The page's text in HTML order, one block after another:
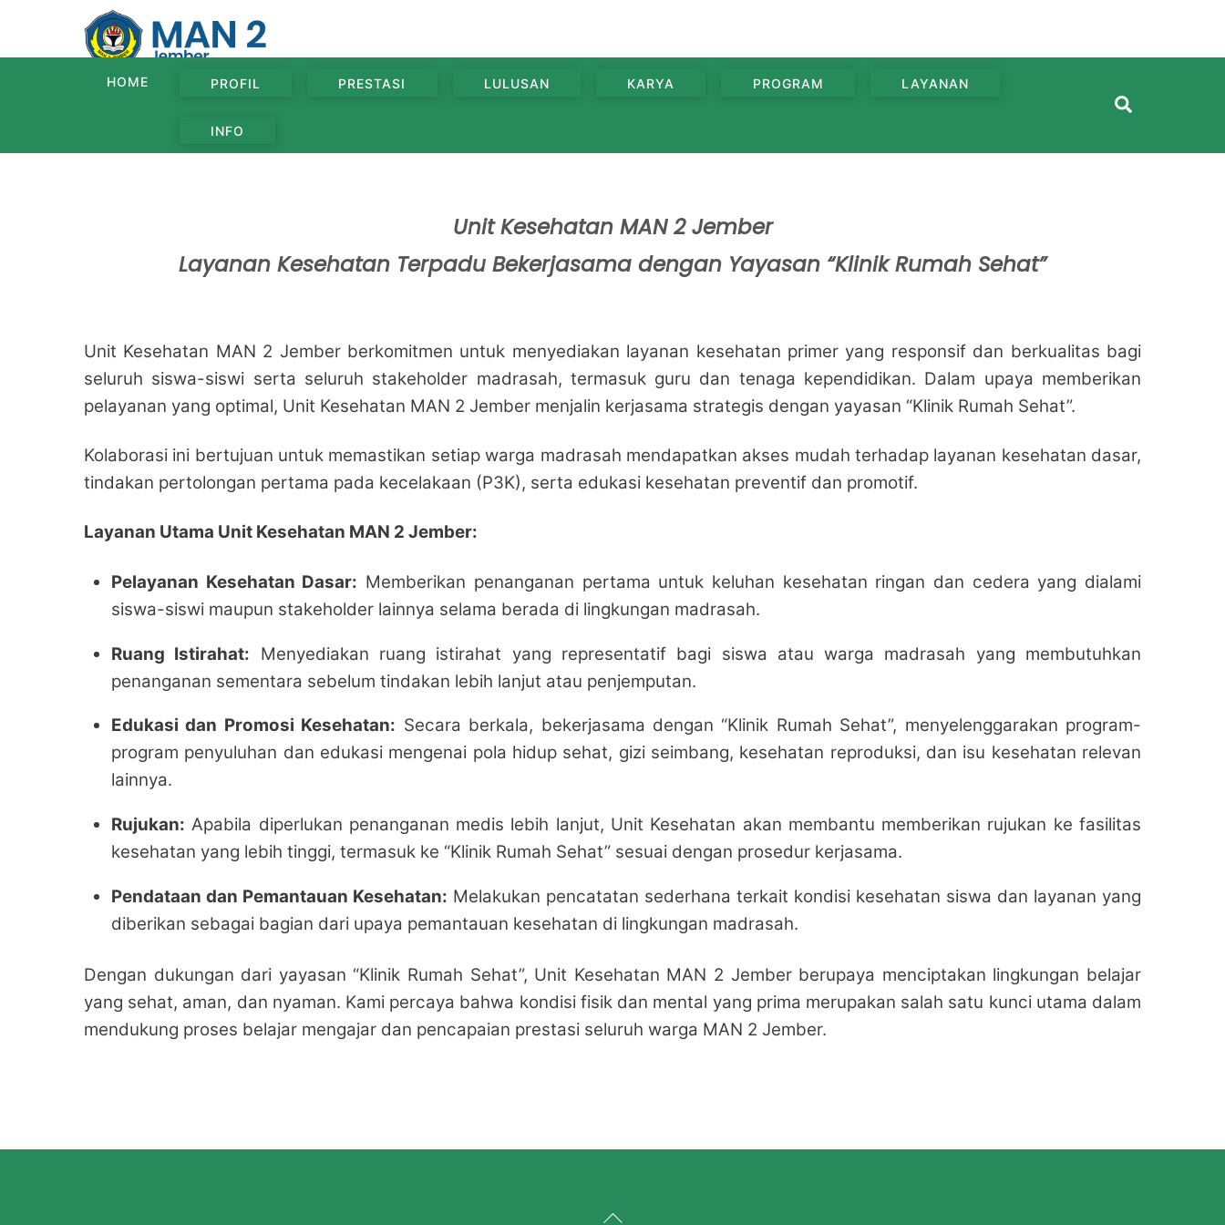
HOME PROFIL PRESTASI LULUSAN KARYA PROGRAM LAYANAN
INFO
Unit Kesehatan MAN 2 Jember
Layanan Kesehatan Terpadu Bekerjasama dengan Yayasan “Klinik Rumah Sehat”
Unit Kesehatan MAN 2 Jember berkomitmen untuk menyediakan layanan kesehatan primer yang responsif dan berkualitas bagi
seluruh siswa-siswi serta seluruh stakeholder madrasah, termasuk guru dan tenaga kependidikan. Dalam upaya memberikan
pelayanan yang optimal, Unit Kesehatan MAN 2 Jember menjalin kerjasama strategis dengan yayasan “Klinik Rumah Sehat”.
Kolaborasi ini bertujuan untuk memastikan setiap warga madrasah mendapatkan akses mudah terhadap layanan kesehatan dasar,
tindakan pertolongan pertama pada kecelakaan (P3K), serta edukasi kesehatan preventif dan promotif.
Layanan Utama Unit Kesehatan MAN 2 Jember:
Pelayanan Kesehatan Dasar: Memberikan penanganan pertama untuk keluhan kesehatan ringan dan cedera yang dialami
siswa-siswi maupun stakeholder lainnya selama berada di lingkungan madrasah.
Ruang Istirahat: Menyediakan ruang istirahat yang representatif bagi siswa atau warga madrasah yang membutuhkan
penanganan sementara sebelum tindakan lebih lanjut atau penjemputan.
Edukasi dan Promosi Kesehatan: Secara berkala, bekerjasama dengan “Klinik Rumah Sehat”, menyelenggarakan program-
program penyuluhan dan edukasi mengenai pola hidup sehat, gizi seimbang, kesehatan reproduksi, dan isu kesehatan relevan
lainnya.
Rujukan: Apabila diperlukan penanganan medis lebih lanjut, Unit Kesehatan akan membantu memberikan rujukan ke fasilitas
kesehatan yang lebih tinggi, termasuk ke “Klinik Rumah Sehat” sesuai dengan prosedur kerjasama.
Pendataan dan Pemantauan Kesehatan: Melakukan pencatatan sederhana terkait kondisi kesehatan siswa dan layanan yang
diberikan sebagai bagian dari upaya pemantauan kesehatan di lingkungan madrasah.
Dengan dukungan dari yayasan “Klinik Rumah Sehat”, Unit Kesehatan MAN 2 Jember berupaya menciptakan lingkungan belajar
yang sehat, aman, dan nyaman. Kami percaya bahwa kondisi fisik dan mental yang prima merupakan salah satu kunci utama dalam
mendukung proses belajar mengajar dan pencapaian prestasi seluruh warga MAN 2 Jember.
Back